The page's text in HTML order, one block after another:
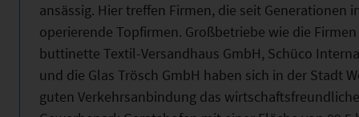
ansässig. Hier treffen Firmen, die seit
operierende Topfirmen. Großbetriebe wie die
buttinette Textil-Versandhaus GmbH, Schüco
und die Glas Trösch GmbH haben sich in der Stadt
guten Verkehrsanbindung das